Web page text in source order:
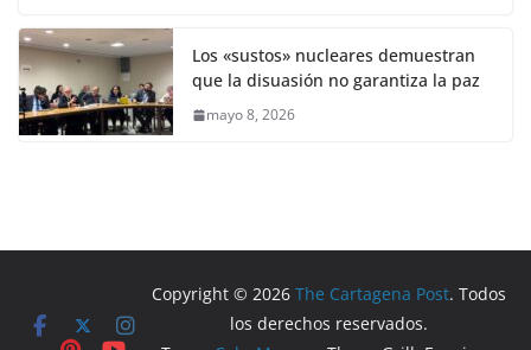
Los «sustos» nucleares demuestran
que la disuasión no garantiza la paz
mayo 8, 2026
Copyright © 2026The Cartagena Post. Todos
los derechos reservados.